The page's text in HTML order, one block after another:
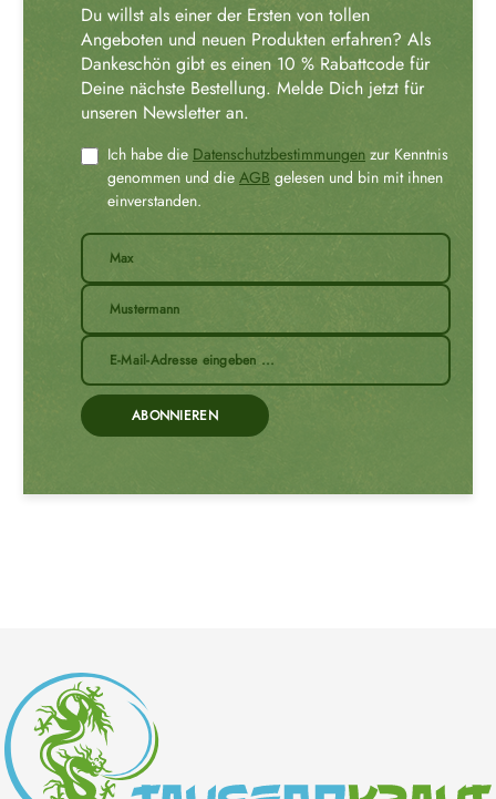
Du willst als einer der Ersten von tollen
Angeboten und neuen Produkten erfahren? Als
Dankeschön gibt es einen 10 % Rabattcode für
Deine nächste Bestellung. Melde Dich jetzt für
unseren Newsletter an.
Ich habe die Datenschutzbestimmungen zur Kenntnis
genommen und die AGB gelesen und bin mit ihnen
einverstanden.
ABONNIEREN